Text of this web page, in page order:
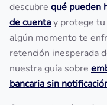
descubre qué pueden
de cuentay protege tu
algún momento te
retención inesperada
nuestra guía sobre
bancaria sin